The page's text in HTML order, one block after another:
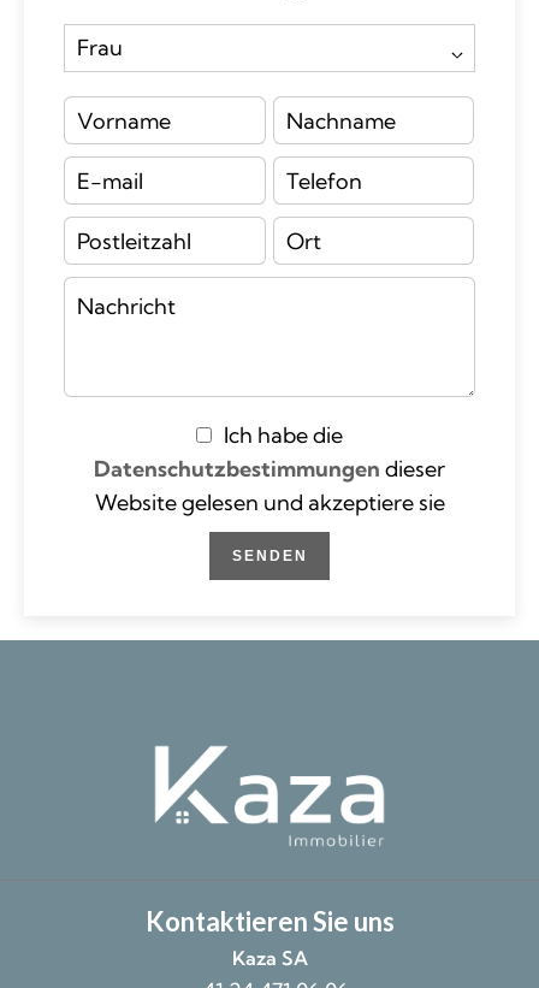
Ich habe die
Datenschutzbestimmungen dieser
Website gelesen und akzeptiere sie
SENDEN
Kontaktieren Sie uns
Kaza SA